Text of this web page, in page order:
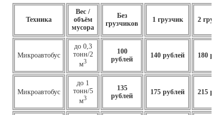
Техника
Вес /
объём
мусора
Без
грузчиков
1 грузчик 2
Микроавтобус
до 0,3
тонн/2
м3
100
рублей
140 рублей 180
Микроавтобус
до 1
тонн/5
м3
135
рублей
175 рублей 215